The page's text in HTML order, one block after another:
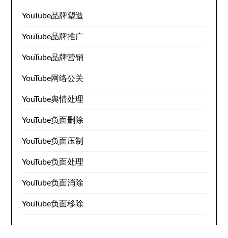
YouTube品牌塑造
YouTube品牌推广
YouTube品牌营销
YouTube网络公关
YouTube舆情处理
YouTube负面删除
YouTube负面压制
YouTube负面处理
YouTube负面消除
YouTube负面移除